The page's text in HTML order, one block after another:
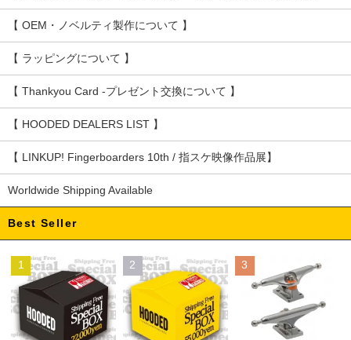
【 OEM・ノベルティ製作について 】
【 ラッピングについて 】
【 Thankyou Card -プレゼント交換について 】
【 HOODED DEALERS LIST 】
【 LINKUP! Fingerboarders 10th / 指スケ映像作品展】
Worldwide Shipping Available
Best Seller
1 2 3